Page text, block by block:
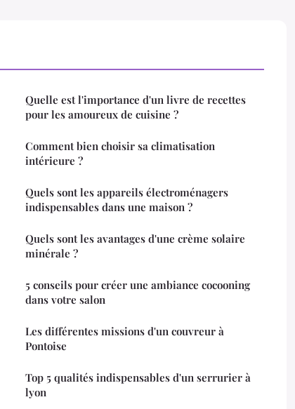
Quelle est l'importance d'un livre de recettes
pour les amoureux de cuisine ?
Comment bien choisir sa climatisation
intérieure ?
Quels sont les appareils électroménagers
indispensables dans une maison ?
Quels sont les avantages d'une crème solaire
minérale ?
5 conseils pour créer une ambiance cocooning
dans votre salon
Les différentes missions d'un couvreur à
Pontoise
Top 5 qualités indispensables d'un serrurier à
lyon